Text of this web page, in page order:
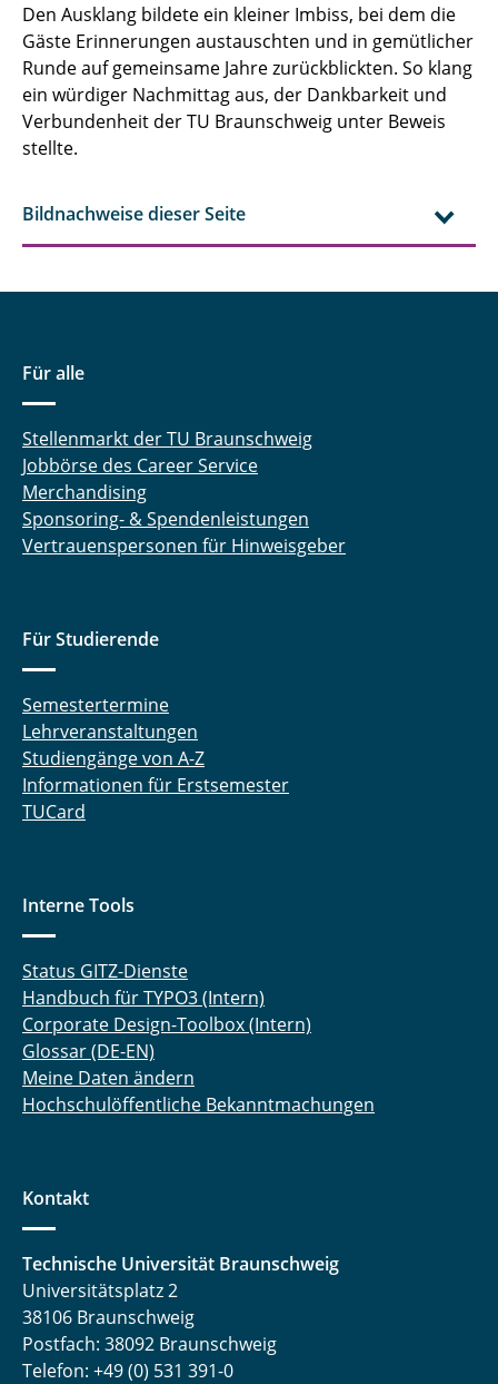
Ein bunter Blumenstrauß an Inspiration
Fly High or Slower and Lower?!
50 Jahre später
Den Ausklang bildete ein kleiner Imbiss, bei dem die
Gäste Erinnerungen austauschten und in gemütlicher
Runde auf gemeinsame Jahre zurückblickten. So klang
ein würdiger Nachmittag aus, der Dankbarkeit und
Verbundenheit der TU Braunschweig unter Beweis
stellte.
Bildnachweise dieser Seite
Für alle
Stellenmarkt der TU Braunschweig
Jobbörse des Career Service
Merchandising
Sponsoring- & Spendenleistungen
Vertrauenspersonen für Hinweisgeber
Für Studierende
Semestertermine
Lehrveranstaltungen
Studiengänge von A-Z
Informationen für Erstsemester
TUCard
Interne Tools
Status GITZ-Dienste
Handbuch für TYPO3 (Intern)
Corporate Design-Toolbox (Intern)
Glossar (DE-EN)
Meine Daten ändern
Hochschulöffentliche Bekanntmachungen
Kontakt
Technische Universität Braunschweig
Universitätsplatz 2
38106 Braunschweig
Postfach: 38092 Braunschweig
Telefon: +49 (0) 531 391-0